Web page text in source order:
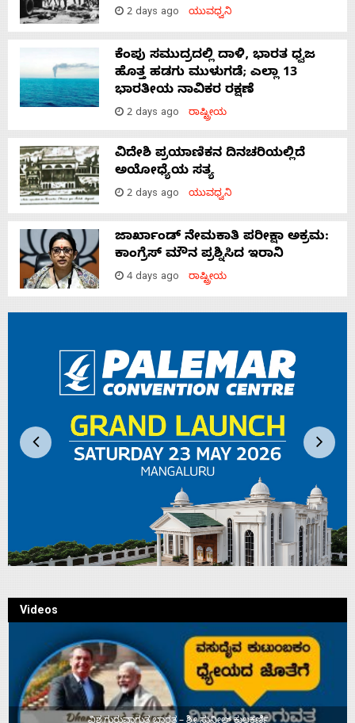
2 days ago ಯುವಧ್ವನಿ
ಕೆಂಪು ಸಮುದ್ರದಲ್ಲಿ ದಾಳಿ, ಭಾರತ ಧ್ವಜ
ಹೊತ್ತ ಹಡಗು ಮುಳುಗಡೆ; ಎಲ್ಲಾ 13
ಭಾರತೀಯ ನಾವಿಕರ ರಕ್ಷಣೆ
2 days ago ರಾಷ್ಟ್ರೀಯ
ವಿದೇಶಿ ಪ್ರಯಾಣಿಕನ ದಿನಚರಿಯಲ್ಲಿದೆ
ಅಯೋಧ್ಯೆಯ ಸತ್ಯ
2 days ago ಯುವಧ್ವನಿ
ಜಾರ್ಖಾಂಡ್‌ ನೇಮಕಾತಿ ಪರೀಕ್ಷಾ ಅಕ್ರಮ:
ಕಾಂಗ್ರೆಸ್‌ ಮೌನ ಪ್ರಶ್ನಿಸಿದ ಇರಾನಿ
4 days ago ರಾಷ್ಟ್ರೀಯ
Videos